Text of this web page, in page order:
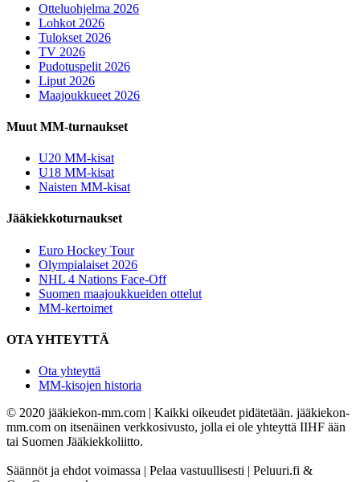
Otteluohjelma 2026
Lohkot 2026
Tulokset 2026
TV 2026
Pudotuspelit 2026
Liput 2026
Maajoukkueet 2026
Muut MM-turnaukset
U20 MM-kisat
U18 MM-kisat
Naisten MM-kisat
Jääkiekkoturnaukset
Euro Hockey Tour
Olympialaiset 2026
NHL 4 Nations Face-Off
Suomen maajoukkueiden ottelut
MM-kertoimet
OTA YHTEYTTÄ
Ota yhteyttä
MM-kisojen historia
© 2020 jääkiekon-mm.com | Kaikki oikeudet pidätetään. jääkiekon-
mm.com on itsenäinen verkkosivusto, jolla ei ole yhteyttä IIHF ään
tai Suomen Jääkiekkoliitto.
Säännöt ja ehdot voimassa | Pelaa vastuullisesti | Peluuri.fi &